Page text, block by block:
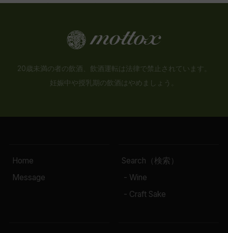
20歳未満の者の飲酒、飲酒運転は法律で禁止されています。
妊娠中や授乳期の飲酒はやめましょう。
Home
Message
Search（検索）
- Wine
- Craft Sake